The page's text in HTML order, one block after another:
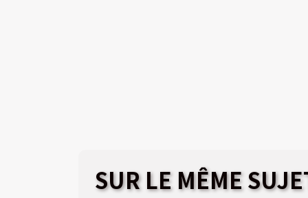
SUR LE MÊME